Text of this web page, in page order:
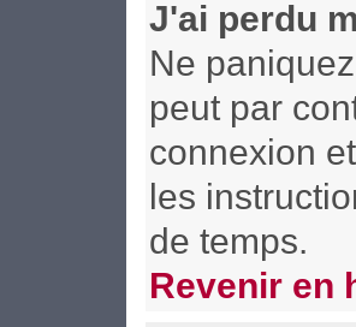
J'ai perdu
Ne
peut par
connexion
les
de temps.
Revenir en